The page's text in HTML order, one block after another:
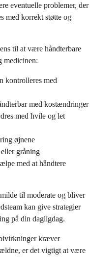
eventuelle problemer, der
med korrekt støtte og
til at være håndterbare
medicinen:
kontrolleres med
med kostændringer
med hvile og let
øjnene
gråning
med at håndtere
til moderate og bliver
kan give strategier
på din dagligdag.
kræver
er det vigtigt at være